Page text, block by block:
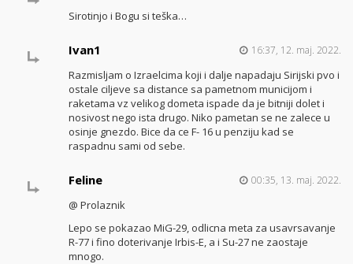
Sirotinjo i Bogu si teška…
Ivan1 16:37, 12. maj. 2022.
Razmisljam o Izraelcima koji i dalje napadaju Sirijski pvo i
ostale ciljeve sa distance sa pametnom municijom i
raketama vz velikog dometa ispade da je bitniji dolet i
nosivost nego ista drugo. Niko pametan se ne zalece u
osinje gnezdo. Bice da ce F- 16 u penziju kad se
raspadnu sami od sebe.
Feline 00:35, 13. maj. 2022.
@ Prolaznik
Lepo se pokazao MiG-29, odlicna meta za usavrsavanje
R-77 i fino doterivanje Irbis-E, a i Su-27 ne zaostaje
mnogo.